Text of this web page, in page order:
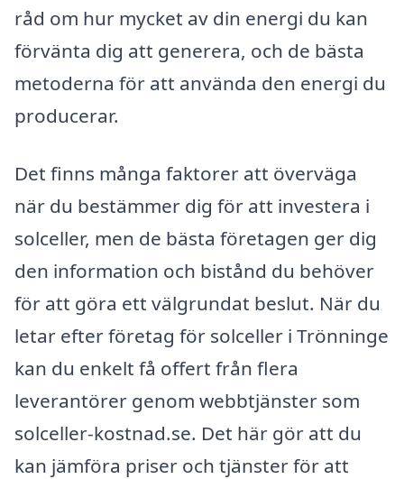
råd om hur mycket av din energi du kan
förvänta dig att generera, och de bästa
metoderna för att använda den energi du
producerar.
Det finns många faktorer att överväga
när du bestämmer dig för att investera i
solceller, men de bästa företagen ger dig
den information och bistånd du behöver
för att göra ett välgrundat beslut. När du
letar efter företag för solceller i Trönninge
kan du enkelt få offert från flera
leverantörer genom webbtjänster som
solceller-kostnad.se. Det här gör att du
kan jämföra priser och tjänster för att